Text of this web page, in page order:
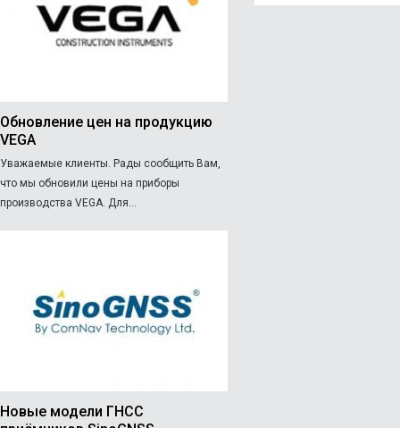
Обновление цен на продукцию
VEGA
Уважаемые клиенты. Рады сообщить Вам,
что мы обновили цены на приборы
производства VEGA. Для...
Новые модели ГНСС